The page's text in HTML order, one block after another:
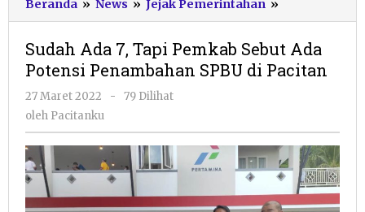
Beranda » News » Jejak Pemerintahan »
Ada
Tapi
Pemkab
SPBU
di
Pacitan
Sudah Ada 7, Tapi Pemkab Sebut Ada
Potensi Penambahan SPBU di Pacitan
27 Maret 2022
oleh
-
79 Dilihat
oleh Pacitanku